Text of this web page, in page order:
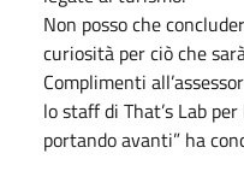
Non posso che
curiosità per ciò che
Complimenti
lo staff di That’s Lab
portando avanti” ha